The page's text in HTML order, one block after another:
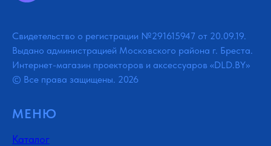
Свидетельство о регистрации №291615947 от 20.09.19.
Выдано администрацией Московского района г. Бреста.
Интернет-магазин проекторов и аксессуаров «DLD.BY»
© Все права защищены. 2026
МЕНЮ
Каталог